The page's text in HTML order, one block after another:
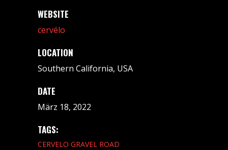
WEBSITE
cervélo
LOCATION
Southern California, USA
DATE
März 18, 2022
TAGS:
CERVELO GRAVEL ROAD